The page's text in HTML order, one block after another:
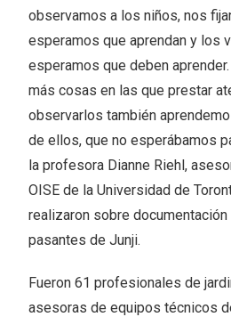
observamos a los niños, nos
esperamos que aprendan y los
esperamos que deben
más cosas en las que prestar
observarlos también
de ellos, que no esperábamos
la profesora Dianne Riehl,
OISE de la Universidad de
realizaron sobre
pasantes de Junji.
Fueron 61 profesionales de
asesoras de equipos técnicos